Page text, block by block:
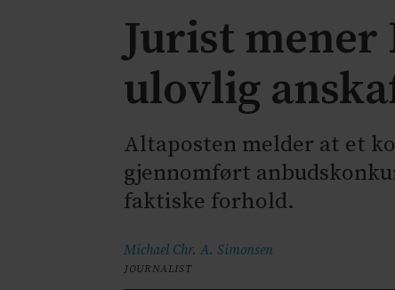
Jurist mener
ulovlig
Altaposten melder at et
gjennomført
faktiske forhold.
Michael Chr. A. Simonsen
JOURNALIST